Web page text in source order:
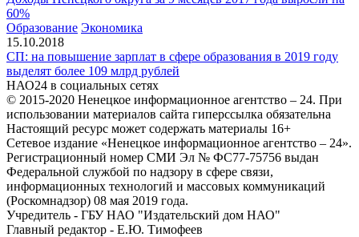
60%
Образование Экономика
15.10.2018
СП: на повышение зарплат в сфере образования в 2019 году
выделят более 109 млрд рублей
НАО24 в социальных сетях
© 2015-2020 Ненецкое информационное агентство – 24. При
использовании материалов сайта гиперссылка обязательна
Настоящий ресурс может содержать материалы 16+
Сетевое издание «Ненецкое информационное агентство – 24».
Регистрационный номер СМИ Эл № ФС77-75756 выдан
Федеральной службой по надзору в сфере связи,
информационных технологий и массовых коммуникаций
(Роскомнадзор) 08 мая 2019 года.
Учредитель - ГБУ НАО "Издательский дом НАО"
Главный редактор - Е.Ю. Тимофеев